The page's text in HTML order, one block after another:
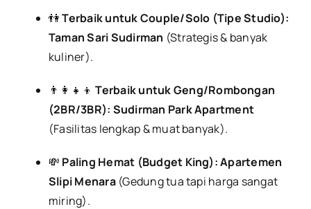
👫Terbaik untuk Couple/Solo (Tipe Studio):
Taman Sari Sudirman (Strategis & banyak
kuliner).
👨‍👩‍👧‍👦Terbaik untuk Geng/Rombongan
(2BR/3BR): Sudirman Park Apartment
(Fasilitas lengkap & muat banyak).
💸 Paling Hemat (Budget King):Apartemen
Slipi Menara(Gedung tua tapi harga sangat
miring).